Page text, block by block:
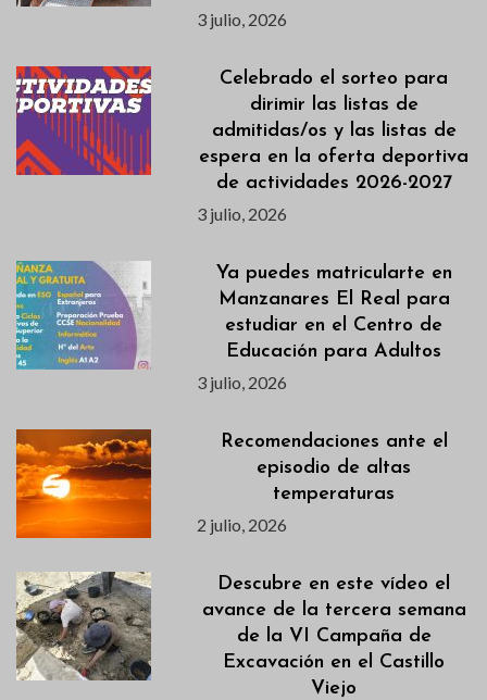
3 julio, 2026
Celebrado el sorteo para
dirimir las listas de
admitidas/os y las listas de
espera en la oferta deportiva
de actividades 2026-2027
3 julio, 2026
Ya puedes matricularte en
Manzanares El Real para
estudiar en el Centro de
Educación para Adultos
3 julio, 2026
Recomendaciones ante el
episodio de altas
temperaturas
2 julio, 2026
Descubre en este vídeo el
avance de la tercera semana
de la VI Campaña de
Excavación en el Castillo
Viejo